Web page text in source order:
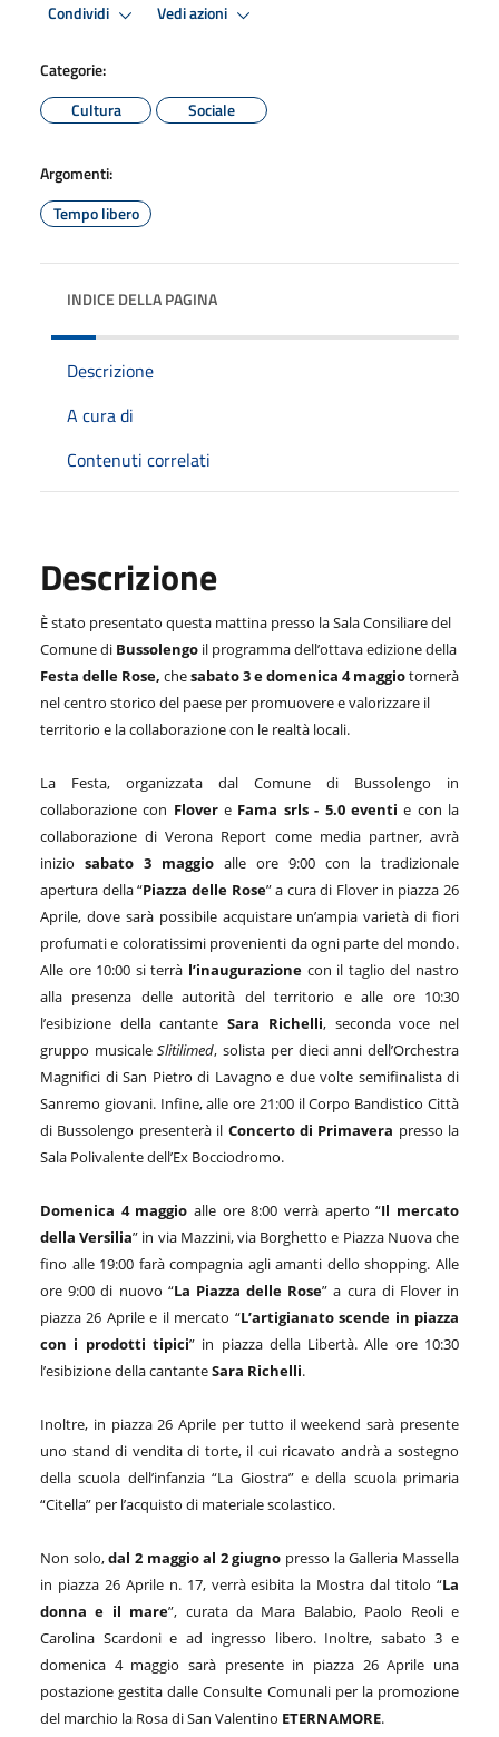
Condividi Vedi azioni
Categorie:
Cultura
Sociale
Argomenti:
Tempo libero
INDICE DELLA PAGINA
Descrizione
A cura di
Contenuti correlati
Descrizione
È stato presentato questa mattina presso la Sala Consiliare del
Comune di Bussolengo il programma dell’ottava edizione della
Festa delle Rose, chesabato 3 e domenica 4 maggiotornerà
nel centro storico del paese per promuovere e valorizzare il
territorio e la collaborazione con le realtà locali.
La Festa, organizzata dal Comune di Bussolengo in
collaborazione con Flovere Fama srls - 5.0 eventie con la
collaborazione di Verona Report come media partner, avrà
inizio sabato 3 maggio alle ore 9:00 con la tradizionale
apertura della “Piazza delle Rose” a cura di Flover in piazza 26
Aprile, dove sarà possibile acquistare un’ampia varietà di fiori
profumati e coloratissimi provenienti da ogni parte del mondo.
Alle ore 10:00 si terrà l’inaugurazione con il taglio del nastro
alla presenza delle autorità del territorio e alle ore 10:30
l’esibizione della cantanteSara Richelli, seconda voce nel
gruppo musicaleSlitilimed, solista per dieci anni dell’Orchestra
Magnifici di San Pietro di Lavagno e due volte semifinalista di
Sanremo giovani. Infine, alle ore 21:00 il Corpo Bandistico Città
di Bussolengo presenterà il Concerto di Primavera presso la
Sala Polivalente dell’Ex Bocciodromo.
Domenica 4 maggio alle ore 8:00 verrà aperto “Il mercato
della Versilia” in via Mazzini, via Borghetto e Piazza Nuova che
fino alle 19:00 farà compagnia agli amanti dello shopping. Alle
ore 9:00 di nuovo “La Piazza delle Rose” a cura di Flover in
piazza 26 Aprile e il mercato “L’artigianato scende in piazza
con i prodotti tipici” in piazza della Libertà. Alle ore 10:30
l’esibizione della cantanteSara Richelli.
Inoltre, in piazza 26 Aprile per tutto il weekend sarà presente
uno stand di vendita di torte, il cui ricavato andrà a sostegno
della scuola dell’infanzia “La Giostra” e della scuola primaria
“Citella” per l’acquisto di materiale scolastico.
Non solo,dal 2 maggio al 2 giugno presso la Galleria Massella
in piazza 26 Aprile n. 17, verrà esibita la Mostra dal titolo “La
donna e il mare”, curata da Mara Balabio, Paolo Reoli e
Carolina Scardoni e ad ingresso libero. Inoltre, sabato 3 e
domenica 4 maggio sarà presente in piazza 26 Aprile una
postazione gestita dalle Consulte Comunali per la promozione
del marchio la Rosa di San Valentino ETERNAMORE.